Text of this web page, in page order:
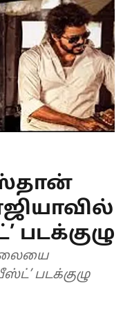
படக்குழு
படக்குழு